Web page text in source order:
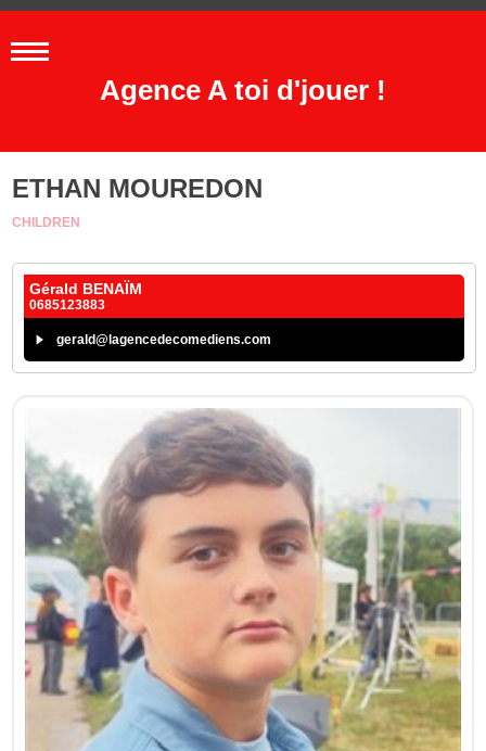
Agence A toi d'jouer !
ETHAN MOUREDON
CHILDREN
Gérald BENAÏM
0685123883
gerald@lagencedecomediens.com